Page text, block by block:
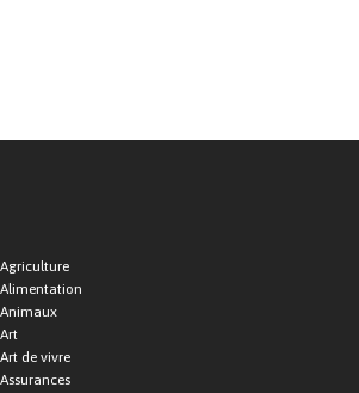
Agriculture
Alimentation
Animaux
Art
Art de vivre
Assurances